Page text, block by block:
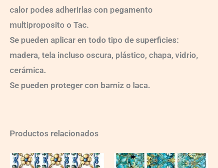
calor podes adherirlas con pegamento
multiproposito o Tac.
Se pueden aplicar en todo tipo de superficies:
madera, tela incluso oscura, plástico, chapa, vidrio,
cerámica.
Se pueden proteger con barniz o laca.
Productos relacionados
FC-
FC-